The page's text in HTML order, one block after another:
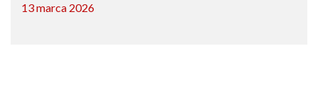
13 marca 2026